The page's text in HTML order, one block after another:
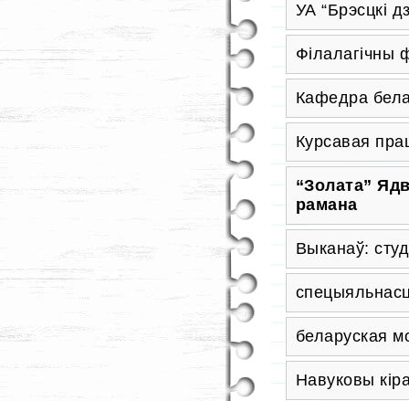
УА “Брэсцкі
Філалагічны
Кафедра
Курсавая
“Золата”
рамана
Выканаў:
беларуская
Навуковы